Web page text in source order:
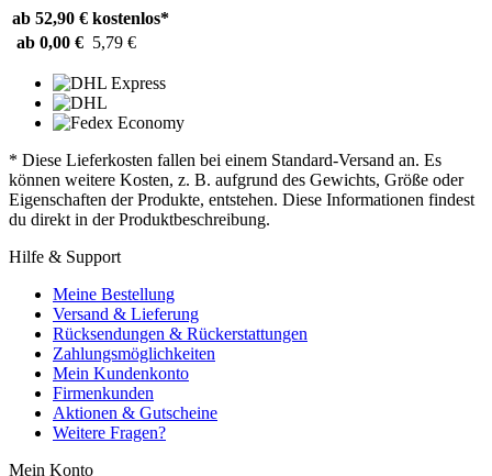
ab 52,90 € kostenlos*
ab 0,00 € 5,79 €
* Diese Lieferkosten fallen bei einem Standard-Versand an. Es
können weitere Kosten, z. B. aufgrund des Gewichts, Größe oder
Eigenschaften der Produkte, entstehen. Diese Informationen findest
du direkt in der Produktbeschreibung.
Hilfe & Support
Meine Bestellung
Versand & Lieferung
Rücksendungen & Rückerstattungen
Zahlungsmöglichkeiten
Mein Kundenkonto
Firmenkunden
Aktionen & Gutscheine
Weitere Fragen?
Mein Konto